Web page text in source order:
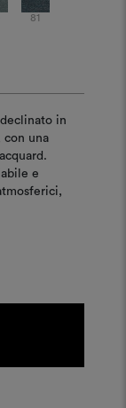
81
in
con una
e